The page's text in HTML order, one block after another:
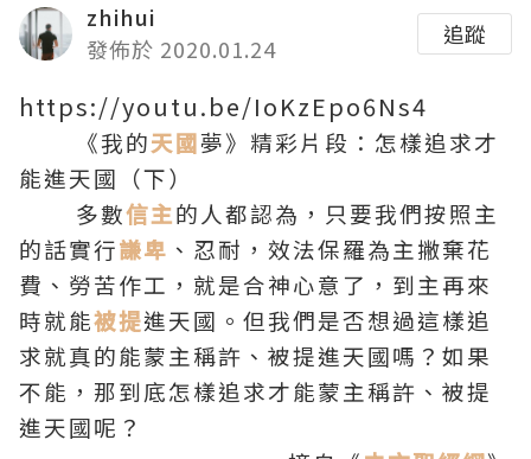
zhihui
發佈於 2020.01.24
追蹤
https://youtu.be/IoKzEpo6Ns4
《我的天國夢》精彩片段：怎樣追求才
能進天國（下）
多數信主的人都認為，只要我們按照主
的話實行謙卑 、忍耐，效法保羅為主撇棄花
費、勞苦作工，就是合神心意了，到主再來
時就能被提進天國。但我們是否想過這樣追
求就真的能蒙主稱許、被提進天國嗎？如果
不能，那到底怎樣追求才能蒙主稱許、被提
進天國呢？